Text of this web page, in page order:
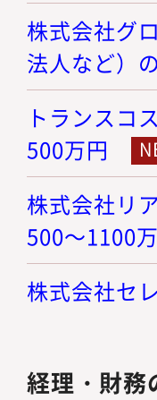
株式会社グ
法人など）
トランスコ
500万円
株式会社リ
500～1100
株式会社セ
経理・財務